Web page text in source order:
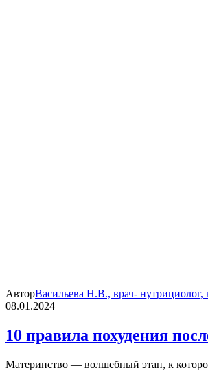
АвторВасильева Н.В., врач- нутрициолог,
08.01.2024
10 правила похудения
Материнство — волшебный этап, к